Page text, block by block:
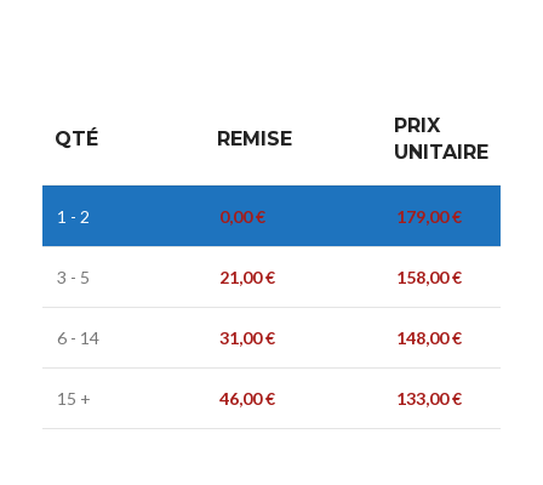
QTÉ REMISE
PRIX
UNITAIRE
1 - 2 0,00€ 179,00€
3 - 5 21,00€ 158,00€
6 - 14 31,00€ 148,00€
15 + 46,00€ 133,00€